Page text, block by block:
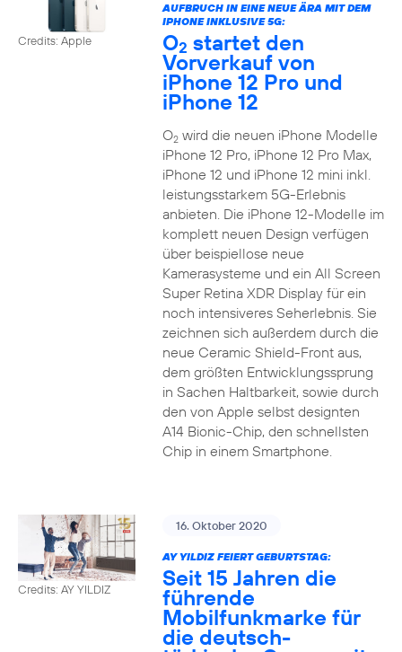
Credits: Apple
AUFBRUCH IN EINE NEUE ÄRA MIT DEM
IPHONE INKLUSIVE 5G:
O2 startet den
Vorverkauf von
iPhone 12 Pro und
iPhone 12
O2wird die neuen iPhone Modelle
iPhone 12 Pro, iPhone 12 Pro Max,
iPhone 12 und iPhone 12 mini inkl.
leistungsstarkem 5G-Erlebnis
anbieten. Die iPhone 12-Modelle im
komplett neuen Design verfügen
über beispiellose neue
Kamerasysteme und ein All Screen
Super Retina XDR Display für ein
noch intensiveres Seherlebnis. Sie
zeichnen sich außerdem durch die
neue Ceramic Shield-Front aus,
dem größten Entwicklungssprung
in Sachen Haltbarkeit, sowie durch
den von Apple selbst designten
A14 Bionic-Chip, den schnellsten
Chip in einem Smartphone.
Credits: AY YILDIZ
16. Oktober 2020
AY YILDIZ FEIERT GEBURTSTAG:
Seit 15 Jahren die
führende
Mobilfunkmarke für
die deutsch-